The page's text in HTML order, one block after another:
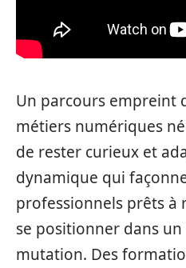
Un parcours empreint
métiers numériques
de rester curieux et
dynamique qui
professionnels prêts à
se positionner dans
mutation. Des